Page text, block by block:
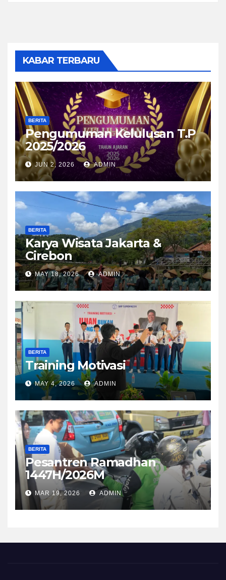
KABAR TERBARU
BERITA
Pengumuman Kelulusan T.P
2025/2026
JUN 2, 2026 ADMIN
BERITA
Karya Wisata Jakarta &
Cirebon
MAY 18, 2026 ADMIN
BERITA
Training Motivasi
MAY 4, 2026 ADMIN
BERITA
Pesantren Ramadhan
1447H/2026M
MAR 19, 2026 ADMIN